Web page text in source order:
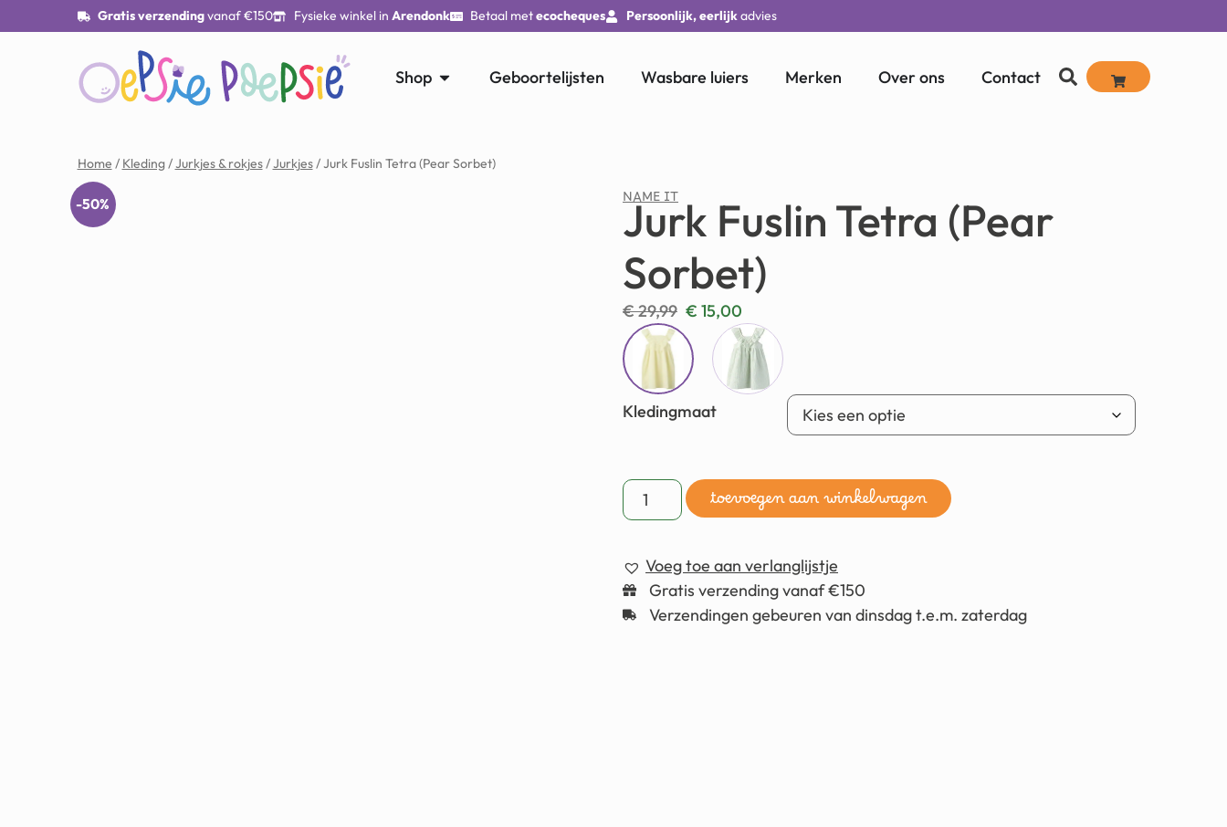
Gratis verzendingvanaf €150 Fysieke winkel in Arendonk Betaal metecocheques Persoonlijk, eerlijkadvies
Shop Geboortelijsten Wasbare luiers Merken Over ons Contact
Home / Kleding/Jurkjes & rokjes/Jurkjes/ Jurk Fuslin Tetra (Pear Sorbet)
-50% NAME IT
Jurk Fuslin Tetra (Pear
Sorbet)
€29,99 € 15,00
Kledingmaat
toevoegen aan winkelwagen
Voeg toe aan verlanglijstje
Gratis verzending vanaf €150
Verzendingen gebeuren van dinsdag t.e.m. zaterdag